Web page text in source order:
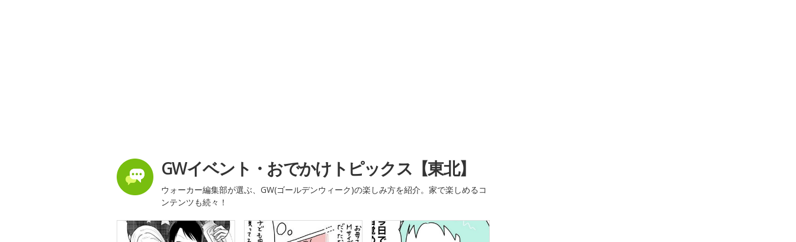
GWイベント・おでかけトピックス【東北】
ウォーカー編集部が選ぶ、GW(ゴールデンウィーク)の楽しみ方を紹介。家で楽しめるコ
ンテンツも続々！